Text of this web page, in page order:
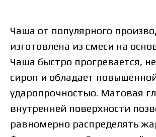
Чаша от популярного
изготовлена из смеси на
Чаша быстро прогревается,
сироп и обладает
ударопрочностью. Матовая
внутренней поверхности
равномерно распределять